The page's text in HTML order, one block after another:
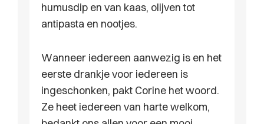
humusdip en van kaas, olijven tot
antipasta en nootjes.
Wanneer iedereen aanwezig is en het
eerste drankje voor iedereen is
ingeschonken, pakt Corine het woord.
Ze heet iedereen van harte welkom,